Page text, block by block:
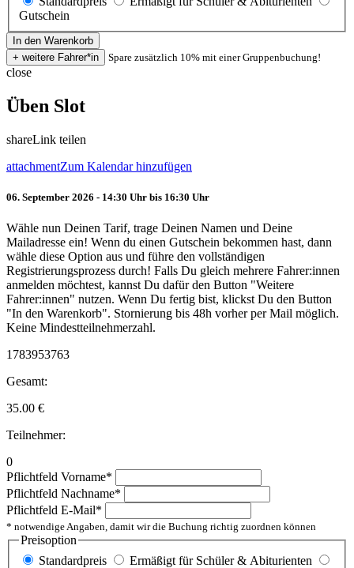
Gutschein
Spare zusätzlich 10% mit einer Gruppenbuchung!
close
Üben Slot
shareLink teilen
attachmentZum Kalendar hinzufügen
06. September 2026 - 14:30 Uhr bis 16:30 Uhr
Wähle nun Deinen Tarif, trage Deinen Namen und Deine
Mailadresse ein! Wenn du einen Gutschein bekommen hast, dann
wähle diese Option aus und führe den vollständigen
Registrierungsprozess durch! Falls Du gleich mehrere Fahrer:innen
anmelden möchtest, kannst Du dafür den Button "Weitere
Fahrer:innen" nutzen. Wenn Du fertig bist, klickst Du den Button
"In den Warenkorb". Stornierung bis 48h vorher per Mail möglich.
Keine Mindestteilnehmerzahl.
1783953763
Gesamt:
35.00 €
Teilnehmer:
0
Pflichtfeld Vorname*
Pflichtfeld Nachname*
Pflichtfeld E-Mail*
* notwendige Angaben, damit wir die Buchung richtig zuordnen können
Preisoption
Standardpreis
Ermäßigt für Schüler & Abiturienten